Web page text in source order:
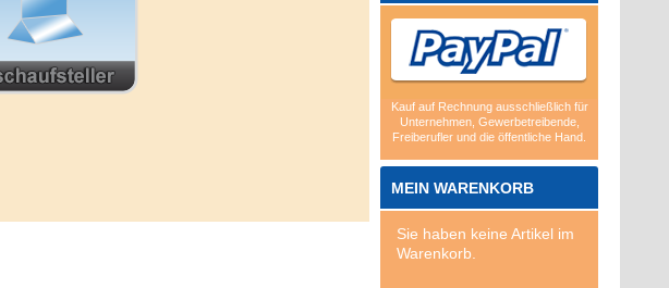
Kauf auf Rechnung ausschließlich für
Unternehmen, Gewerbetreibende,
Freiberufler und die öffentliche Hand.
MEIN WARENKORB
Sie haben keine Artikel im
Warenkorb.